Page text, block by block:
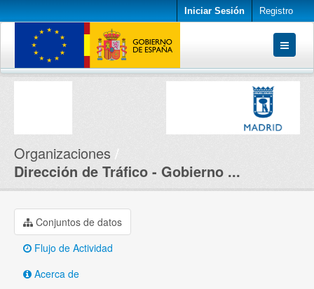
Iniciar Sesión Registro
Conjuntos de datos
Organizaciones
Dirección de Tráfico - Gobierno ...
Conjuntos de datos
Flujo de Actividad
Acerca de